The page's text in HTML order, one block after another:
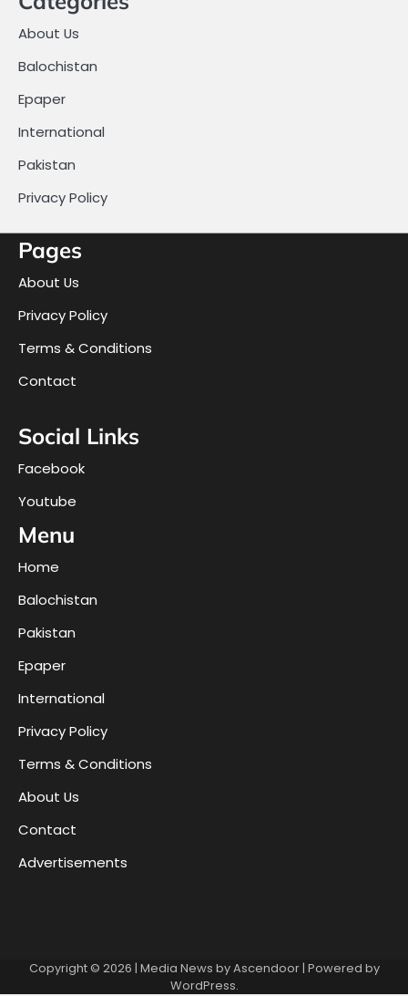
About Us
Balochistan
Epaper
International
Pakistan
Privacy Policy
Pages
About Us
Privacy Policy
Terms & Conditions
Contact
Social Links
Facebook
Youtube
Menu
Home
Balochistan
Pakistan
Epaper
International
Privacy Policy
Terms & Conditions
About Us
Contact
Advertisements
Copyright © 2026 | Media News byAscendoor| Powered by
WordPress.